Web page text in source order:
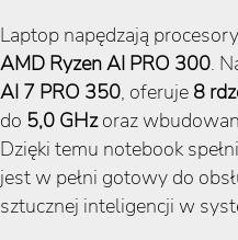
Laptop napędzają procesory
AMD Ryzen AI PRO 300.
AI 7 PRO 350, oferuje 8
do 5,0 GHzoraz
Dzięki temu notebook
jest w pełni gotowy do
sztucznej inteligencji w